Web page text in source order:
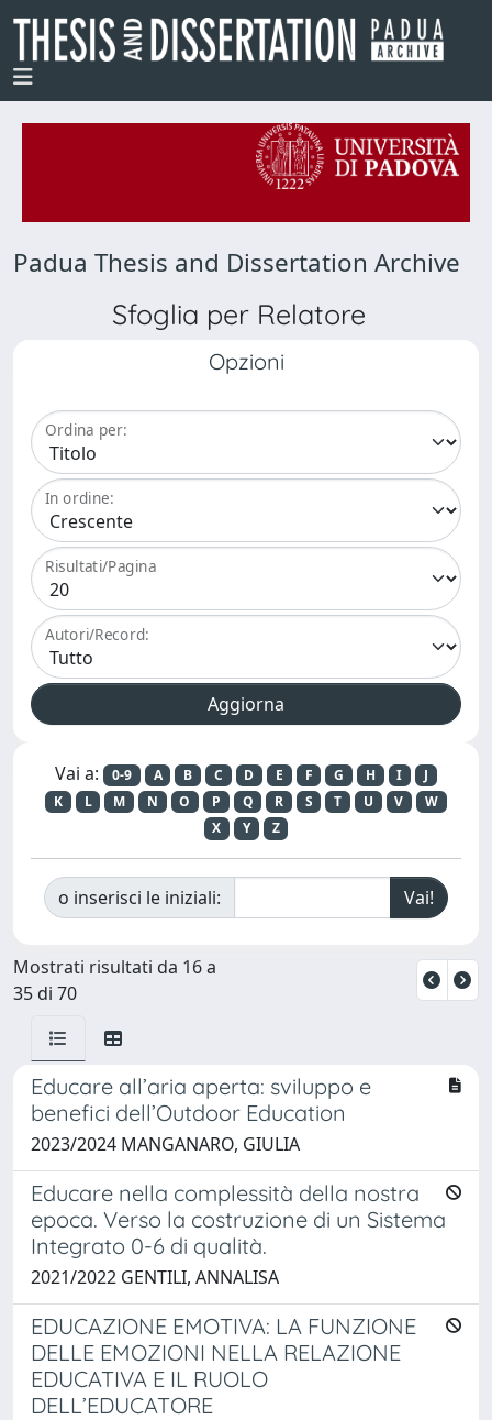
Padua Thesis and Dissertation Archive
Sfoglia per Relatore
Opzioni
Ordina per:
In ordine:
Risultati/Pagina
Autori/Record:
Vai a: 0-9 A B C D E F G H I
J
K
L M N O P Q R S T U V
W
X
Y Z
o inserisci le iniziali:
Mostrati risultati da 16 a
35 di 70
Educare all’aria aperta: sviluppo e
benefici dell’Outdoor Education
2023/2024 MANGANARO, GIULIA
Educare nella complessità della nostra
epoca. Verso la costruzione di un Sistema
Integrato 0-6 di qualità.
2021/2022 GENTILI, ANNALISA
EDUCAZIONE EMOTIVA: LA FUNZIONE
DELLE EMOZIONI NELLA RELAZIONE
EDUCATIVA E IL RUOLO
DELL’EDUCATORE